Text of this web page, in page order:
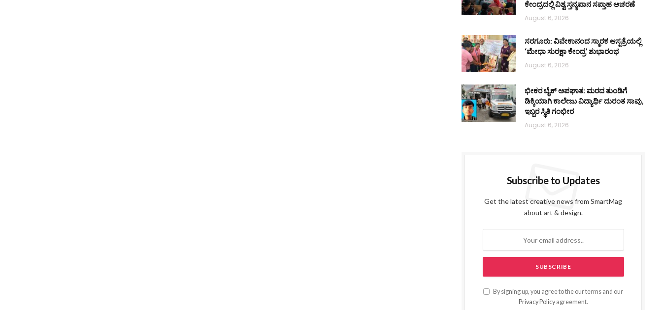
ಕೇಂದ್ರದಲ್ಲಿ ವಿಶ್ವ ಸ್ತನ್ಯಪಾನ ಸಪ್ತಾಹ ಆಚರಣೆ
August 6, 2026
ಸರಗೂರು: ವಿವೇಕಾನಂದ ಸ್ಮಾರಕ ಆಸ್ಪತ್ರೆಯಲ್ಲಿ
‘ಮೇಧಾ ಸುರಕ್ಷಾ ಕೇಂದ್ರ’ ಶುಭಾರಂಭ
August 6, 2026
ಭೀಕರ ಬೈಕ್ ಅಪಘಾತ: ಮರದ ತುಂಡಿಗೆ
ಡಿಕ್ಕಿಯಾಗಿ ಕಾಲೇಜು ವಿದ್ಯಾರ್ಥಿ ದುರಂತ ಸಾವು,
ಇಬ್ಬರ ಸ್ಥಿತಿ ಗಂಭೀರ
August 6, 2026
Subscribe to Updates
Get the latest creative news from SmartMag
about art & design.
By signing up, you agree to the our terms and our
Privacy Policyagreement.